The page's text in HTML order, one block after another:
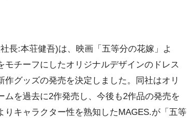
:本荘健吾)は、映画「五等分の花嫁」よ
チーフにしたオリジナルデザインのドレス
グッズの発売を決定しました。同社はオリ
を過去に2作発売し、今後も2作品の発売を
キャラクター性を熟知したMAGES.が「五等